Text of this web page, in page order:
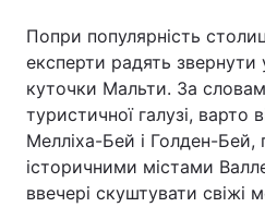
Попри популярність
експерти радять
куточки Мальти. За
туристичної галузі, варто
Мелліха-Бей і Голден-Бей,
історичними містами
ввечері скуштувати свіжі